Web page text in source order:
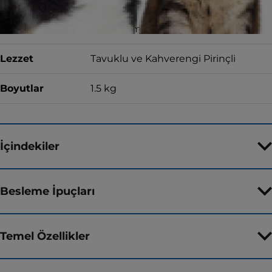
Yemek Formu Kuru Mama
Lezzet Tavuklu ve Kahverengi Pirinçli
Boyutlar 1.5 kg
İçindekiler
Besleme İpuçları
Temel Özellikler